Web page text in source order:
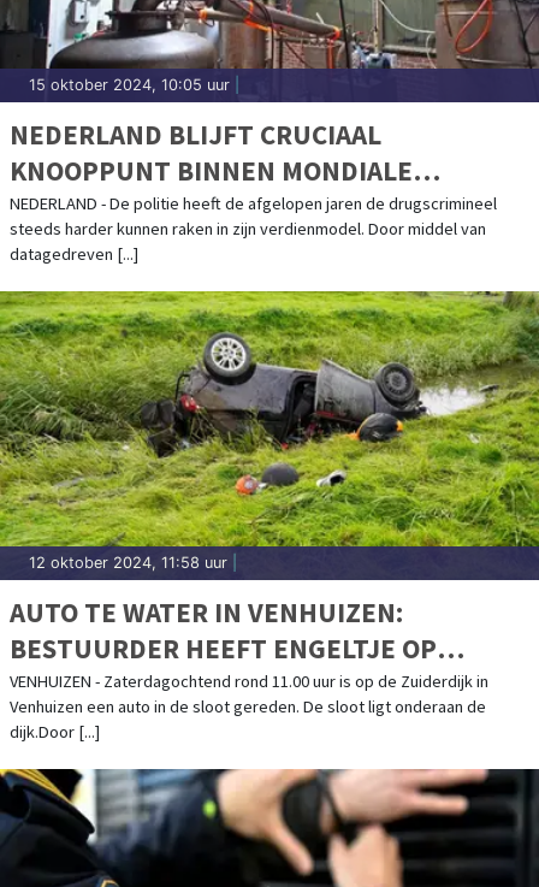
15 oktober 2024, 10:05 uur
NEDERLAND BLIJFT CRUCIAAL
KNOOPPUNT BINNEN MONDIALE
DRUGSMARKT
NEDERLAND - De politie heeft de afgelopen jaren de drugscrimineel
steeds harder kunnen raken in zijn verdienmodel. Door middel van
datagedreven [...]
12 oktober 2024, 11:58 uur
AUTO TE WATER IN VENHUIZEN:
BESTUURDER HEEFT ENGELTJE OP
SCHOUDER
VENHUIZEN - Zaterdagochtend rond 11.00 uur is op de Zuiderdijk in
Venhuizen een auto in de sloot gereden. De sloot ligt onderaan de
dijk.Door [...]